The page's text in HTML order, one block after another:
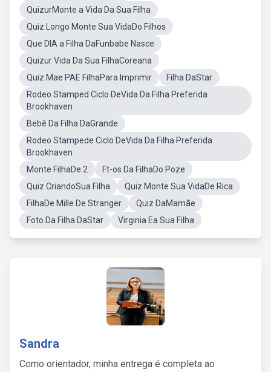
QuizurMonte a Vida Da Sua Filha
Quiz Longo Monte Sua VidaDo Filhos
Que DIA a Filha DaFunbabe Nasce
Quizur Vida Da Sua FilhaCoreana
Quiz Mae PAE FilhaPara Imprimir
Filha DaStar
Rodeo Stamped Ciclo DeVida Da Filha Preferida
Brookhaven
Bebê Da Filha DaGrande
Rodeo Stampede Ciclo DeVida Da Filha Preferida
Brookhaven
Monte FilhaDe 2
Ft-os Da FilhaDo Poze
Quiz CriandoSua Filha
Quiz Monte Sua VidaDe Rica
FilhaDe Mille De Stranger
Quiz DaMamãe
Foto Da Filha DaStar
Virginia Ea Sua Filha
Sandra
Como orientador, minha entrega é completa ao